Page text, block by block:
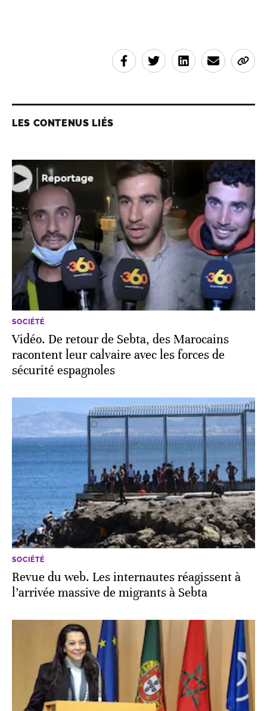
LES CONTENUS LIÉS
SOCIÉTÉ
Vidéo. De retour de Sebta, des Marocains
racontent leur calvaire avec les forces de
sécurité espagnoles
SOCIÉTÉ
Revue du web. Les internautes réagissent à
l’arrivée massive de migrants à Sebta